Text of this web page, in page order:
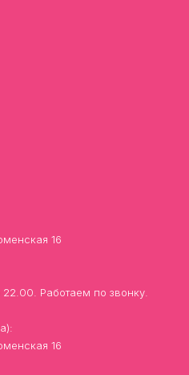
16
Работаем по звонку.
16